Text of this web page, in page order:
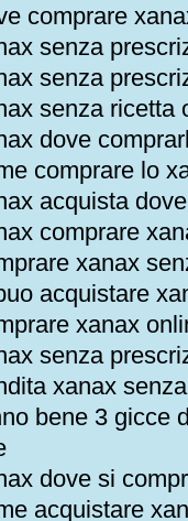
comprare
senza
senza
senza ricetta
dove
comprare lo
acquista
comprare
xanax
acquistare
xanax
senza
xanax
bene 3 gicce
dove si
acquistare